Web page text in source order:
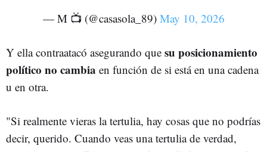
— M 📺 (@casasola_89) May 10, 2026
Y ella contraatacó asegurando que su posicionamiento
político no cambia en función de si está en una cadena
u en otra.
"Si realmente vieras la tertulia, hay cosas que no podrías
decir, querido. Cuando veas una tertulia de verdad,